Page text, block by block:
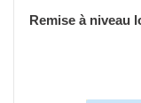
Remise à niveau